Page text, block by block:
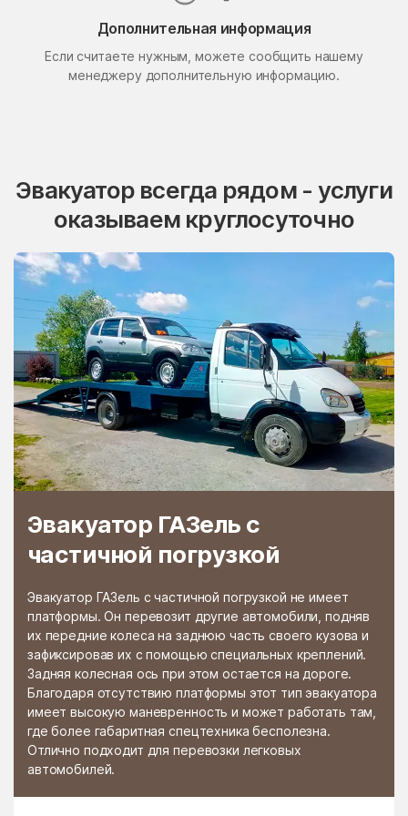
Дополнительная информация
Если считаете нужным, можете сообщить нашему
менеджеру дополнительную информацию.
Эвакуатор всегда рядом - услуги
оказываем круглосуточно
Эвакуатор ГАЗель с
частичной погрузкой
Эвакуатор ГАЗель с частичной погрузкой не имеет
платформы. Он перевозит другие автомобили, подняв
их передние колеса на заднюю часть своего кузова и
зафиксировав их с помощью специальных креплений.
Задняя колесная ось при этом остается на дороге.
Благодаря отсутствию платформы этот тип эвакуатора
имеет высокую маневренность и может работать там,
где более габаритная спецтехника бесполезна.
Отлично подходит для перевозки легковых
автомобилей.
Поселок Свиблово Поселок Сосновка
посёлок станции
Бронницы
Поселок Терехово
Пролетарский Протвино
Пуршево Путилково
Пушкино
Пышлицы
Радужный Радумля
Развилка Район Аэропорт
Раменки Раменское
Раменской
агрохимстанции РАОС
Растуново
Ратчино Рахманово
Реутово Речицы
Решетниково Решоткино
Ржавки Рогачёво
Роговское Поселение Родники
Рождествено Ромашково
Рошаль Руза
Румянцево Рыбное
Рыболово Рылеево